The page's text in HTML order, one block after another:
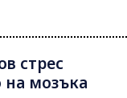
стрес
на мозъка